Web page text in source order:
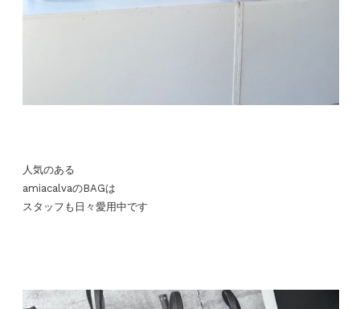
人気のある
amiacalvaのBAGは
スタッフも日々愛用中です